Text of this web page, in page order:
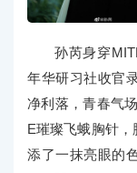
孙芮身穿
年华研习社收官
净利落，青春气
E璀璨飞蛾胸针
添了一抹亮眼的